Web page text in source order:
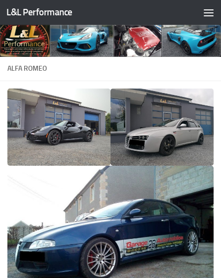
Skip to content
L&L Performance
ALFA ROMEO